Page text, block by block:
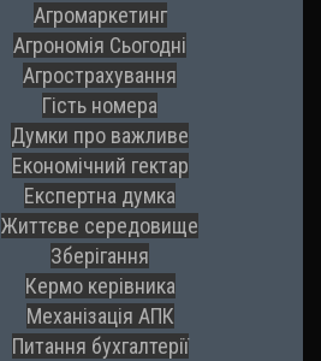
Агромаркетинг
Агрономія Сьогодні
Агрострахування
Гість номера
Думки про важливе
Економічний гектар
Експертна думка
Життєве середовище
Зберігання
Кермо керівника
Механізація АПК
Питання бухгалтерії